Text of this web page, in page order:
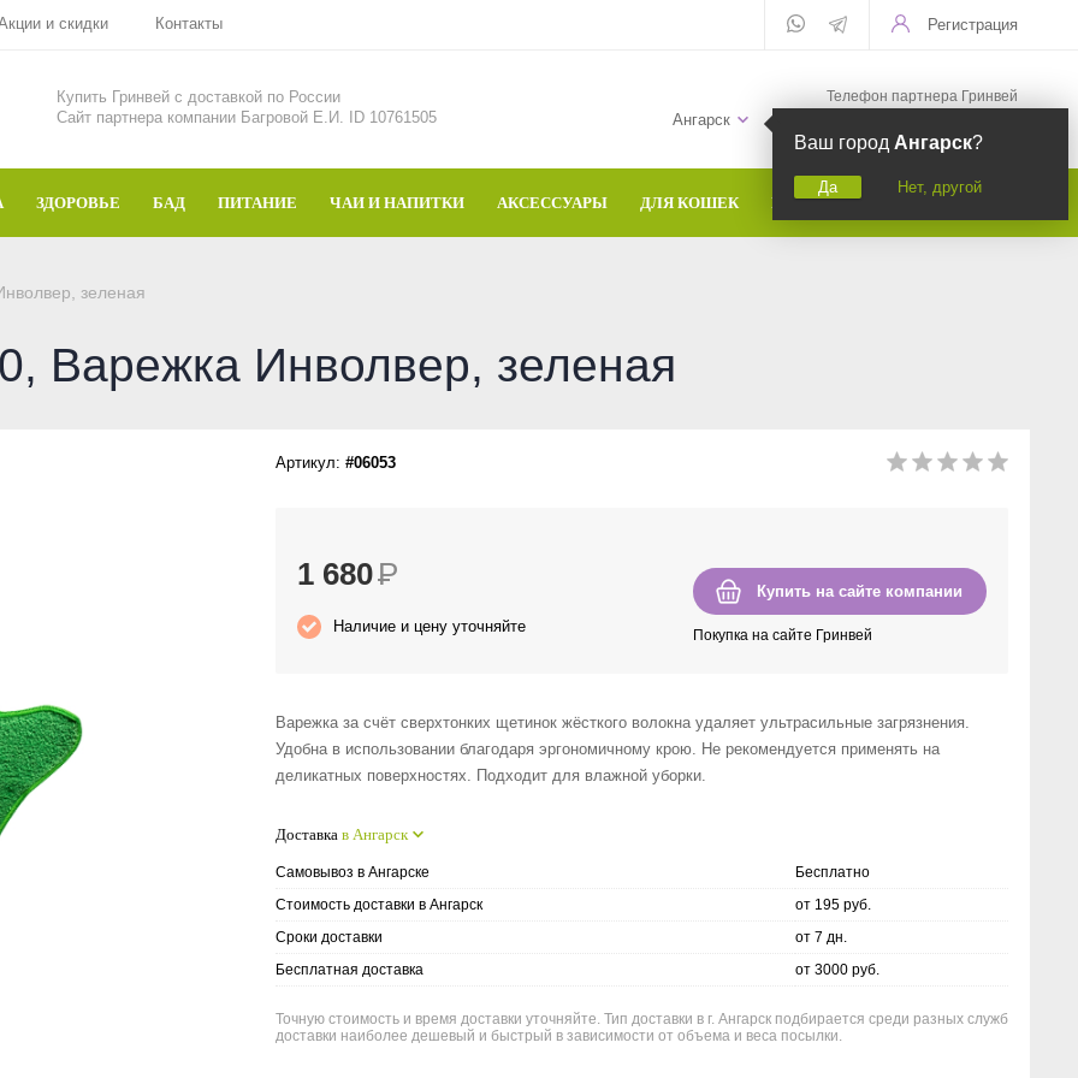
и скидки Контакты Регистрация
Купить Гринвей c доставкой по России
Сайт партнера компании Багровой Е.И. ID 10761505
Ангарск
Ваш город Ангарск?
Да Нет, другой
Телефон партнера Гринвей
ЗДОРОВЬЕ БАД ПИТАНИЕ ЧАИ И НАПИТКИ АКСЕССУАРЫ ДЛЯ КОШЕК БРЕНДЫ
зеленая
Варежка Инволвер, зеленая
Артикул: #06053
Купить на сайте компании
Покупка на сайте Гринвей
1 680Р
Наличие и цену уточняйте
Варежка за счёт сверхтонких щетинок жёсткого волокна удаляет ультрасильные загрязнения.
Удобна в использовании благодаря эргономичному крою. Не рекомендуется применять на
деликатных поверхностях. Подходит для влажной уборки.
Доставка в Ангарск
Самовывоз в Ангарске
Бесплатно
Стоимость доставки в Ангарск
от 195 руб.
Сроки доставки
от 7 дн.
Бесплатная доставка
от 3000 руб.
Точную стоимость и время доставки уточняйте. Тип доставки в г. Ангарск подбирается среди разных служб
доставки наиболее дешевый и быстрый в зависимости от объема и веса посылки.